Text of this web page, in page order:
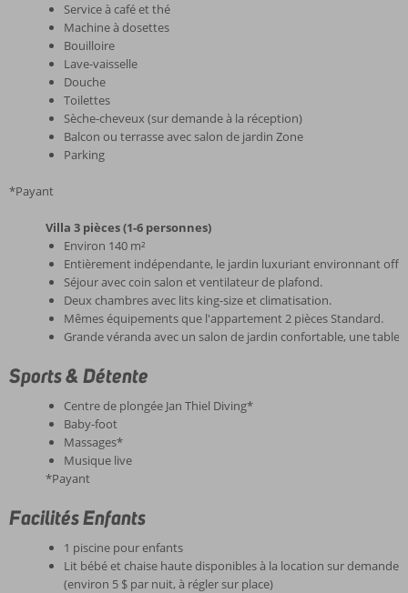
Service à café et thé
Machine à dosettes
Bouilloire
Lave-vaisselle
Douche
Toilettes
Sèche-cheveux (sur demande à la réception)
Balcon ou terrasse avec salon de jardin Zone
Parking
*Payant
Villa 3 pièces (1-6 personnes)
Environ 140 m²
Entièrement indépendante, le jardin luxuriant environnant
Séjour avec coin salon et ventilateur de plafond.
Deux chambres avec lits king-size et climatisation.
Mêmes équipements que l'appartement 2 pièces Standard.
Grande véranda avec un salon de jardin confortable, une table
Sports & Détente
Centre de plongée Jan Thiel Diving*
Baby-foot
Massages*
Musique live
*Payant
Facilités Enfants
1 piscine pour enfants
Lit bébé et chaise haute disponibles à la location sur
(environ 5 $ par nuit, à régler sur place)